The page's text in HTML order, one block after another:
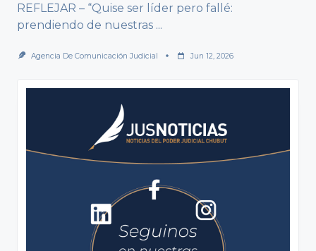
REFLEJAR – “Quise ser líder pero fallé:
prendiendo de nuestras ...
Agencia De Comunicación Judicial Jun 12, 2026